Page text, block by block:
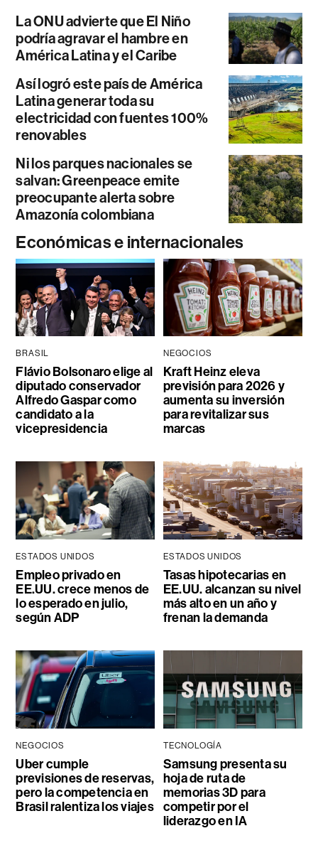
La ONU advierte que El Niño
podría agravar el hambre en
América Latina y el Caribe
Así logró este país de América
Latina generar toda su
electricidad con fuentes 100%
renovables
Ni los parques nacionales se
salvan: Greenpeace emite
preocupante alerta sobre
Amazonía colombiana
Económicas e internacionales
BRASIL
Flávio Bolsonaro elige al
diputado conservador
Alfredo Gaspar como
candidato a la
vicepresidencia
NEGOCIOS
Kraft Heinz eleva
previsión para 2026 y
aumenta su inversión
para revitalizar sus
marcas
ESTADOS UNIDOS
Empleo privado en
EE.UU. crece menos de
lo esperado en julio,
según ADP
ESTADOS UNIDOS
Tasas hipotecarias en
EE.UU. alcanzan su nivel
más alto en un año y
frenan la demanda
NEGOCIOS
Uber cumple
previsiones de reservas,
pero la competencia en
Brasil ralentiza los viajes
TECNOLOGÍA
Samsung presenta su
hoja de ruta de
memorias 3D para
competir por el
liderazgo en IA